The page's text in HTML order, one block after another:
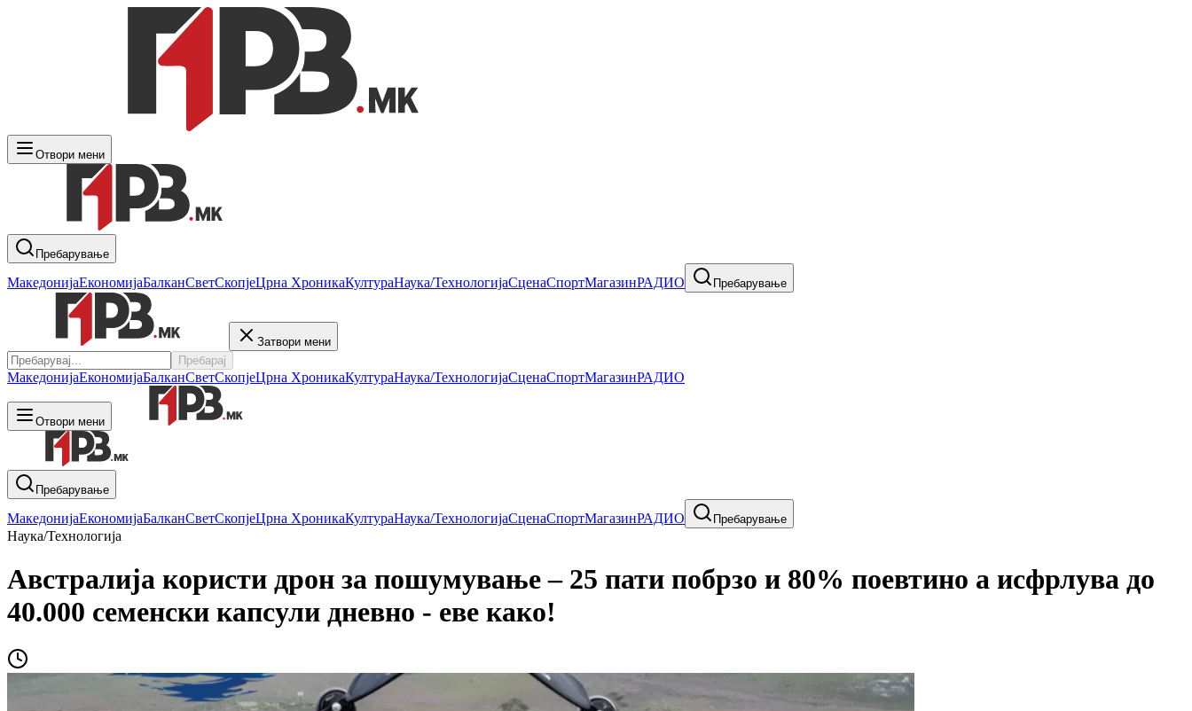
Отвори мени
Пребарување
МакедонијаЕкономијаБалканСветСкопјеЦрна ХроникаКултураНаука/ТехнологијаСценаСпортМагазинРАДИО Пребарување
Затвори мени
Пребарај
МакедонијаЕкономијаБалканСветСкопјеЦрна ХроникаКултураНаука/ТехнологијаСценаСпортМагазинРАДИО
Отвори мени
Пребарување
МакедонијаЕкономијаБалканСветСкопјеЦрна ХроникаКултураНаука/ТехнологијаСценаСпортМагазинРАДИО Пребарување
Наука/Технологија
Австралија користи дрон за пошумување – 25 пати побрзо и 80% поевтино а исфрлува до
40.000 семенски капсули дневно - еве како!